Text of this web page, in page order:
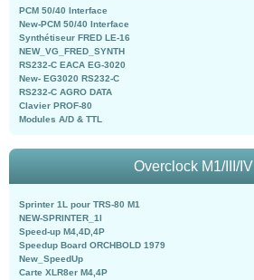
PCM 50/40 Interface
New-PCM 50/40 Interface
Synthétiseur FRED LE-16
NEW_VG_FRED_SYNTH
RS232-C EACA EG-3020
New- EG3020 RS232-C
RS232-C AGRO DATA
Clavier PROF-80
Modules A/D & TTL
Overclock M1/III/IV
Sprinter 1L pour TRS-80 M1
NEW-SPRINTER_1l
Speed-up M4,4D,4P
Speedup Board ORCHBOLD 1979
New_SpeedUp
Carte XLR8er M4,4P